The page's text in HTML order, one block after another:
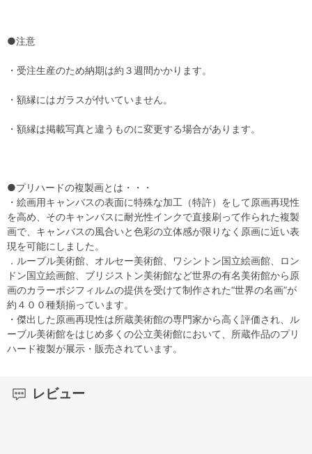
●注意
・受注生産のため納期は約３週間かかります。
・額縁にはガラスが付いていません。
・額縁は掲載写真と違うものに変更する場合があります。
●プリハードの複製画とは・・・
・絵画用キャンバスの表面に特殊な加工（特許）をして原画再現性
を高め、そのキャンバスに耐光性インクで直接刷って作られた複製
画で、キャンバスの風合いと色彩の立体感が限りなく原画に近い表
現を可能にしました。
．ルーブル美術館、オルセー美術館、ワシントン国立絵画館、ロン
ドン国立絵画館、ブリジストン美術館など世界の有名美術館から原
画のカラーポジフィルムの提供を受けて制作された“世界の名画”が
約４００種類揃っています。
・傑出した原画再現性は所蔵美術館の専門家から高く評価され、ル
ーブル美術館をはじめ多くの公立美術館において、所蔵作品のプリ
ハード複製が展示・販売されています。
レビュー